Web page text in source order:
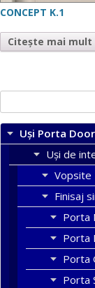
CONCEPT K.1
Citește mai mult
după:
Uși Porta
Uși de
Vopsite
Finisaj
Porta
Porta
Porta
Porta